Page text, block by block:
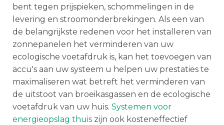
bent tegen prijspieken, schommelingen in de
levering en stroomonderbrekingen. Als een van
de belangrijkste redenen voor het installeren van
zonnepanelen het verminderen van uw
ecologische voetafdruk is, kan het toevoegen van
accu's aan uw systeem u helpen uw prestaties te
maximaliseren wat betreft het verminderen van
de uitstoot van broeikasgassen en de ecologische
voetafdruk van uw huis. Systemen voor
energieopslag thuis zijn ook kosteneffectief